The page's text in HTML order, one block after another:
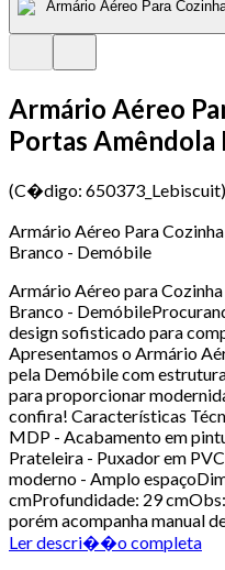
Armário Aéreo
Portas Amêndola
(C�digo: 650373_Lebiscuit)
Armário Aéreo Para
Branco - Demóbile
Armário Aéreo para
Branco -
design sofisticado para
Apresentamos o Armário
pela Demóbile com
para proporcionar
confira! Características
MDP - Acabamento em
Prateleira - Puxador em
moderno - Amplo
cmProfundidade: 29
porém acompanha manual
Ler descri��o completa